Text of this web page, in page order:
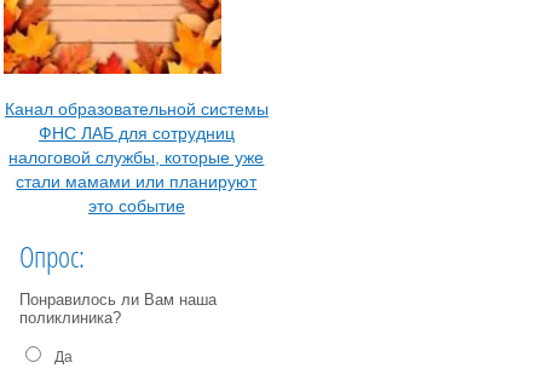
Канал образовательной системы
ФНС ЛАБ для сотрудниц
налоговой службы, которые уже
стали мамами или планируют
это событие
Опрос:
Понравилось ли Вам наша
поликлиника?
Да